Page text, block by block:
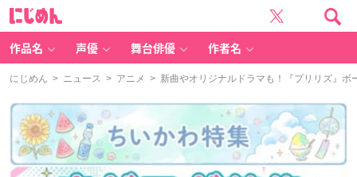
作品名 声優 舞台俳優 作者名
にじめん > ニュース > アニメ > 新曲やオリジナルドラマも！『プリリズ』ボ